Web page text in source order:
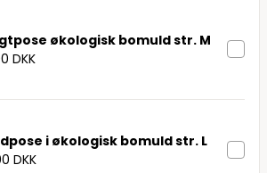
økologisk bomuld str. M
DKK
i økologisk bomuld str. L
DKK